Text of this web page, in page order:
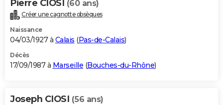
Pierre CIOSI (60 ans)
Créer une cagnotte obsèques
Naissance
04/03/1927 à Calais (Pas-de-Calais)
Décès
17/09/1987 à Marseille (Bouches-du-Rhône)
Joseph CIOSI (56 ans)